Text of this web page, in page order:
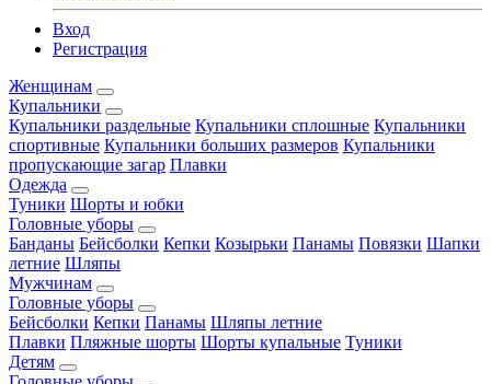
Вход
Регистрация
Женщинам
Купальники
Купальники раздельные Купальники сплошные Купальники
спортивные Купальники больших размеров Купальники
пропускающие загар Плавки
Одежда
Туники Шорты и юбки
Головные уборы
Банданы Бейсболки Кепки Козырьки Панамы Повязки Шапки
летние Шляпы
Мужчинам
Головные уборы
Бейсболки Кепки Панамы Шляпы летние
Плавки Пляжные шорты Шорты купальные Туники
Детям